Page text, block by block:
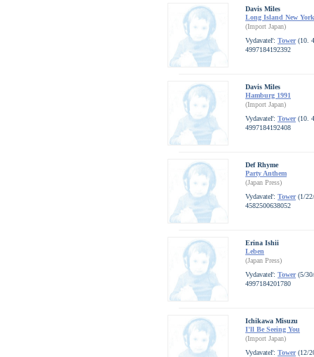
Davis Miles
Long Island New
(Import Japan)
Vydavateľ: Tower(10.
4997184192392
Davis Miles
Hamburg 1991
(Import Japan)
Vydavateľ: Tower(10.
4997184192408
Def Rhyme
Party Anthem
(Japan Press)
Vydavateľ: Tower(1/
4582500638052
Erina Ishii
Leben
(Japan Press)
Vydavateľ: Tower(5/
4997184201780
Ichikawa Misuzu
I'll Be Seeing You
(Import Japan)
Vydavateľ: Tower(12/